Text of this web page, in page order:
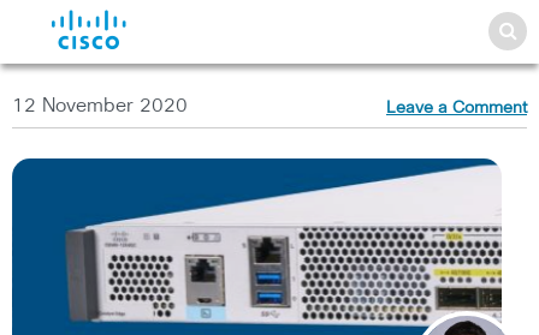
12 November 2020 Leave a Comment